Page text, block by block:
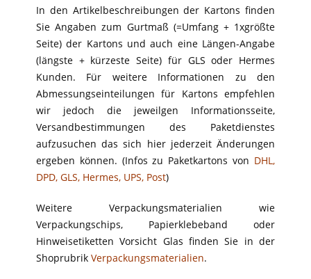
In den Artikelbeschreibungen der Kartons finden
Sie Angaben zum Gurtmaß (=Umfang + 1xgrößte
Seite) der Kartons und auch eine Längen-Angabe
(längste + kürzeste Seite) für GLS oder Hermes
Kunden. Für weitere Informationen zu den
Abmessungseinteilungen für Kartons empfehlen
wir jedoch die jeweilgen Informationsseite,
Versandbestimmungen des Paketdienstes
aufzusuchen das sich hier jederzeit Änderungen
ergeben können. (Infos zu Paketkartons von DHL ,
DPD, GLS, Hermes, UPS, Post)
Weitere Verpackungsmaterialien wie
Verpackungschips, Papierklebeband oder
Hinweisetiketten Vorsicht Glas finden Sie in der
Shoprubrik Verpackungsmaterialien.